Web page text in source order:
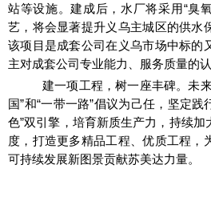
站等设施。建成后，水厂将采用“臭
艺，将会显著提升义乌主城区的供水
该项目是成套公司在义乌市场中标的
主对成套公司专业能力、服务质量的认
建一项工程，树一座丰碑。未
国”和“一带一路”倡议为己任，坚定
色”双引擎，培育新质生产力，持续加
度，打造更多精品工程、优质工程，
可持续发展新图景贡献苏美达力量。